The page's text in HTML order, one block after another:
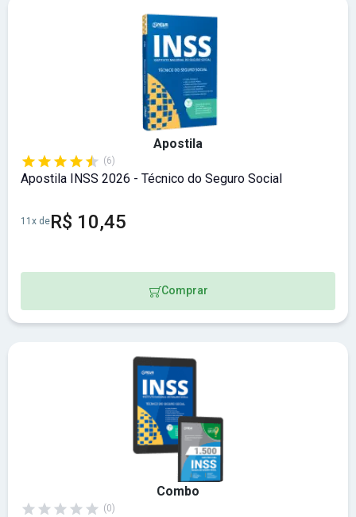
Apostila
(6)
Apostila INSS 2026 - Técnico do Seguro Social
11x deR$ 10,45
Comprar
Combo
(0)